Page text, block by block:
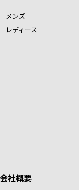
メンズ
レディース
会社概要